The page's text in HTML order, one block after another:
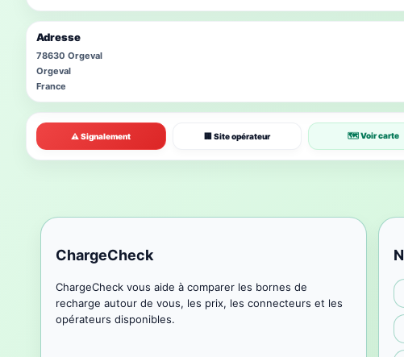
⚠ Signalement 🏢 Site opérateur 🗺 Voir carte
Adresse
78630 Orgeval
Orgeval
France
ChargeCheck
ChargeCheck vous aide à comparer les bornes de
recharge autour de vous, les prix, les connecteurs et les
opérateurs disponibles.